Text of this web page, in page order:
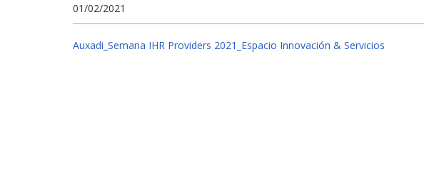
01/02/2021
Auxadi_Semana IHR Providers 2021_Espacio Innovación & Servicios